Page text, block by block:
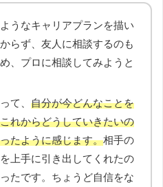
うなキャリアプランを描い
らず、友人に相談するのも
、プロに相談してみようと
て、 自分が今どんなことを
れからどうしていきたいの
たように感じます。相手の
上手に引き出してくれたの
たです。ちょうど自信をな